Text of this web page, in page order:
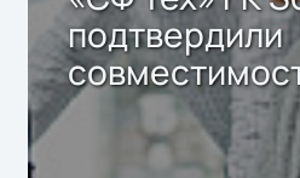
подтвердили
решением
Storage 2.x